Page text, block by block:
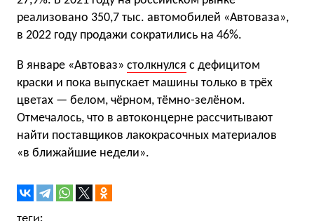
реализовано 350,7 тыс. автомобилей «Автоваза»,
в 2022 году продажи сократились на 46%.
В январе «Автоваз» столкнулся с дефицитом
краски и пока выпускает машины только в трёх
цветах — белом, чёрном, тёмно-зелёном.
Отмечалось, что в автоконцерне рассчитывают
найти поставщиков лакокрасочных материалов
«в ближайшие недели».